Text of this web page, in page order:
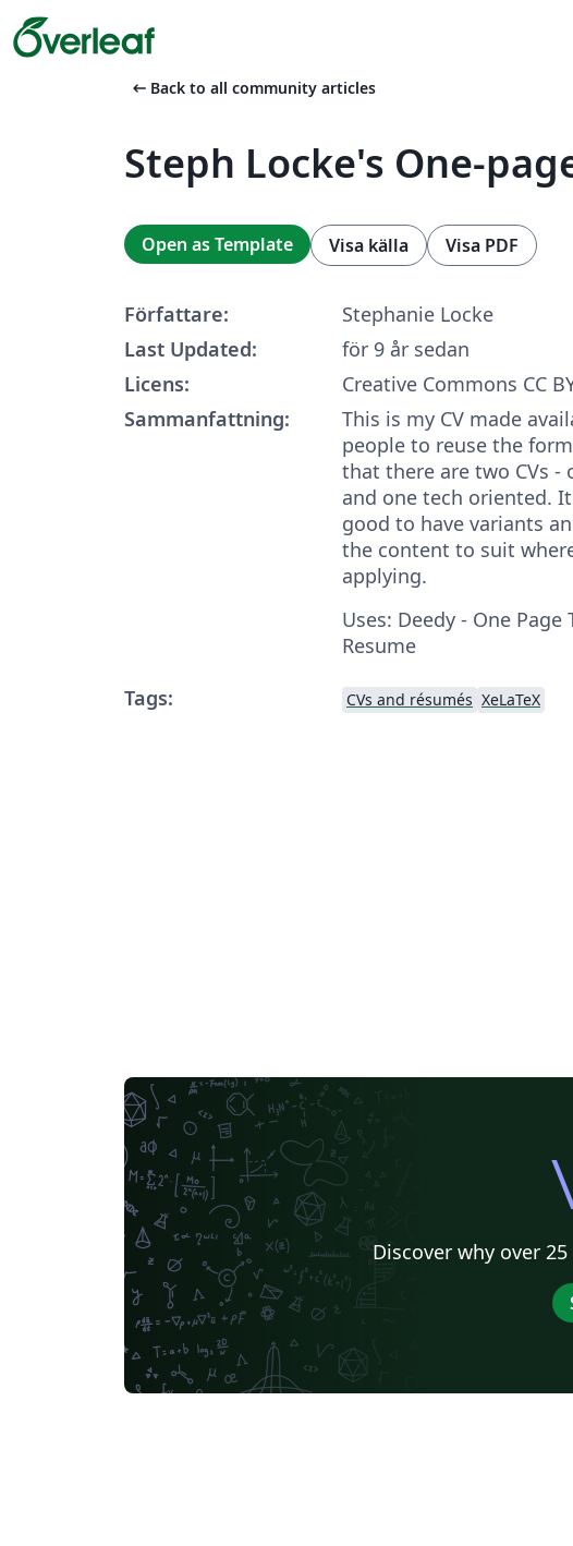
arrow_left_alt Back to all community articles
Steph Locke's One-
Open as Template Visa källa Visa PDF
Författare:
Stephanie Locke
Last Updated:
för 9 år sedan
Licens:
Creative Commons CC
Sammanfattning:
This is my CV made
people to reuse the
that there are two CVs -
and one tech oriented.
good to have variants
the content to suit
applying.
Uses: Deedy - One Page
Resume
Tags:
CVs and résumés XeLaTeX
Discover why over